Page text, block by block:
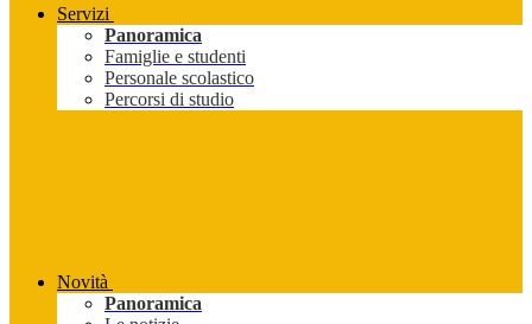
Servizi
Panoramica
Famiglie e studenti
Personale scolastico
Percorsi di studio
Novità
Panoramica